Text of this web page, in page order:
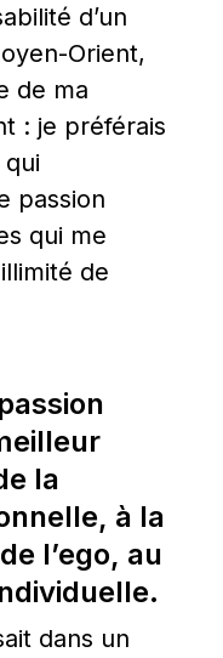
d’un
Orient,
de ma
: je préférais
passion
qui me
de
la
à la
l’ego, au
dans un